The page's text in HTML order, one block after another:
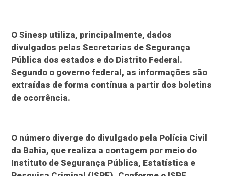
O Sinesp utiliza, principalmente, dados
divulgados pelas Secretarias de Segurança
Pública dos estados e do Distrito Federal.
Segundo o governo federal, as informações são
extraídas de forma contínua a partir dos boletins
de ocorrência.
O número diverge do divulgado pela Polícia Civil
da Bahia, que realiza a contagem por meio do
Instituto de Segurança Pública, Estatística e